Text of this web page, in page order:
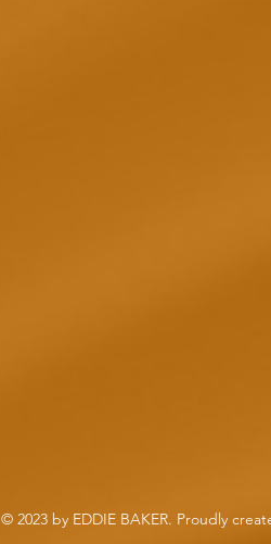
© 2023 by EDDIE BAKER. Proudly